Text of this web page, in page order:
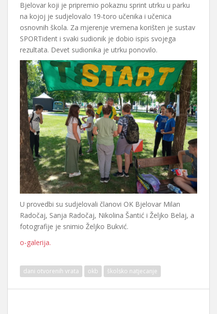
Bjelovar koji je pripremio pokaznu sprint utrku u parku
na kojoj je sudjelovalo 19-toro učenika i učenica
osnovnih škola. Za mjerenje vremena korišten je sustav
SPORTident i svaki sudionik je dobio ispis svojega
rezultata. Devet sudionika je utrku ponovilo.
U provedbi su sudjelovali članovi OK Bjelovar Milan
Radočaj, Sanja Radočaj, Nikolina Šantić i Željko Belaj, a
fotografije je snimio Željko Bukvić.
o-galerija.
dani otvorenih vrata okb školsko natjecanje